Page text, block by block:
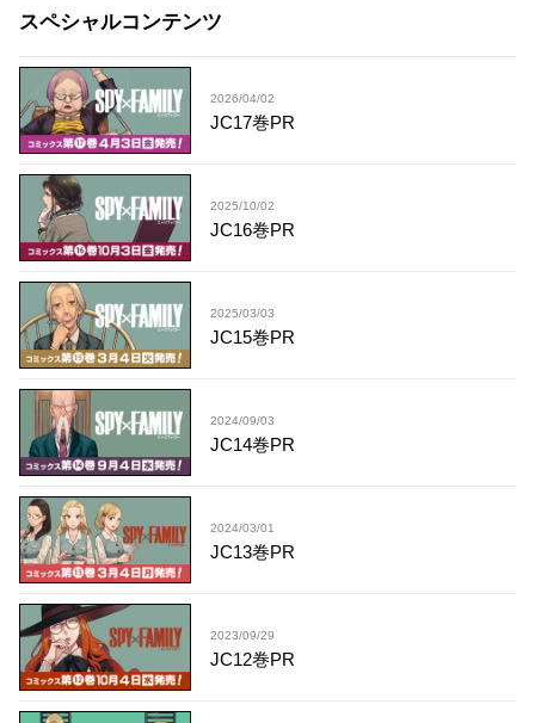
スペシャルコンテンツ
2026/04/02
JC17巻PR
2025/10/02
JC16巻PR
2025/03/03
JC15巻PR
2024/09/03
JC14巻PR
2024/03/01
JC13巻PR
2023/09/29
JC12巻PR